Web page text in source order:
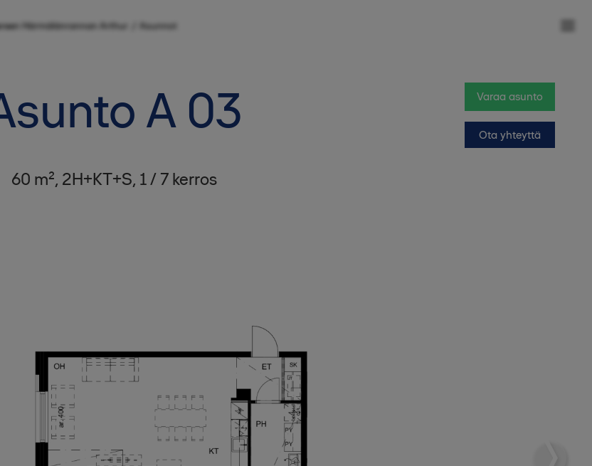
Härmälänrannan Arthur Asunnot
A 03 Varaa asunto
Ota yhteyttä
60 m², 2H+KT+S, 1 / 7 kerros